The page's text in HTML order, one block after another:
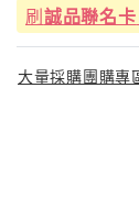
刷誠品聯名卡
大量採購團購專